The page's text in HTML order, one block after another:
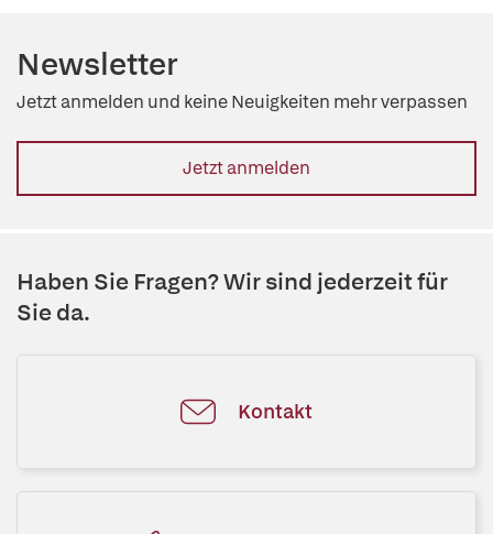
Newsletter
Jetzt anmelden und keine Neuigkeiten mehr verpassen
Jetzt anmelden
Haben Sie Fragen? Wir sind jederzeit für
Sie da.
Kontakt